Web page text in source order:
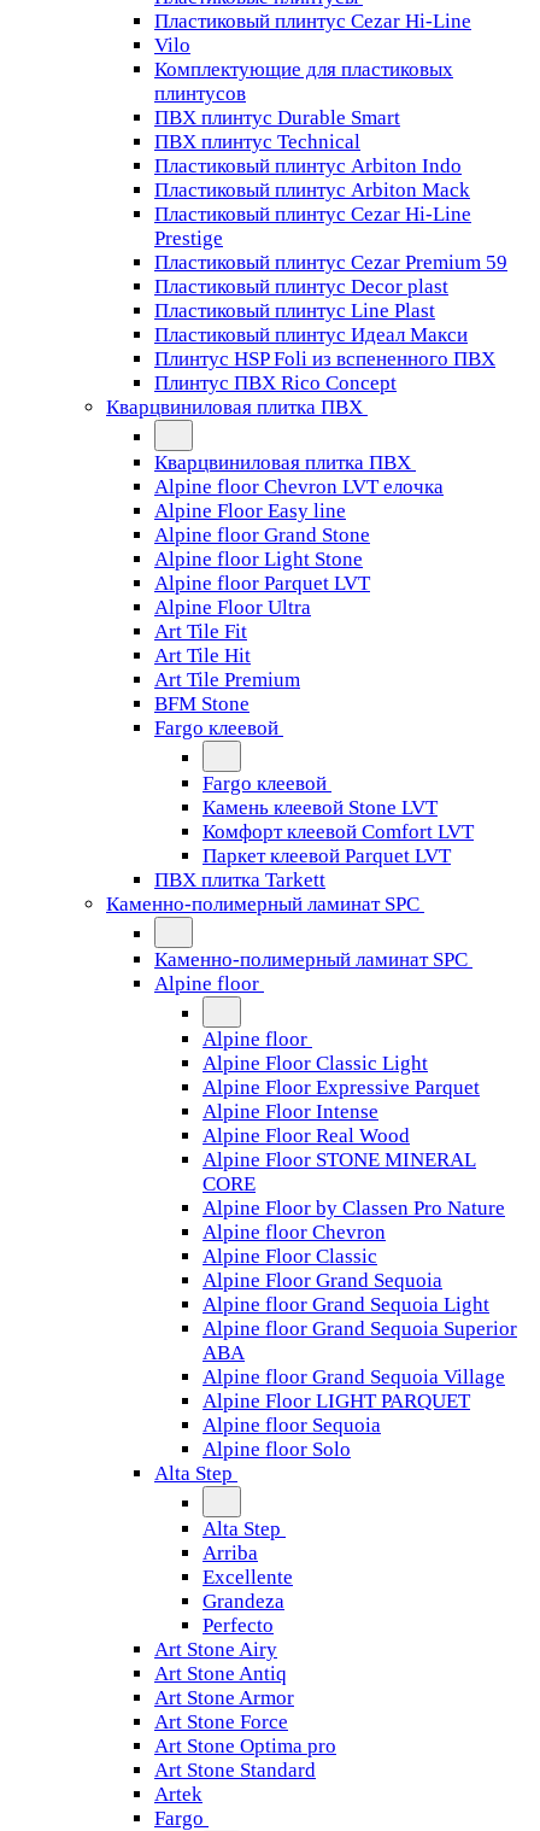
Пластиковый плинтус Cezar Hi-Line
Vilo
Комплектующие для пластиковых
плинтусов
ПВХ плинтус Durable Smart
ПВХ плинтус Technical
Пластиковый плинтус Arbiton Indo
Пластиковый плинтус Arbiton Mack
Пластиковый плинтус Cezar Hi-Line
Prestige
Пластиковый плинтус Cezar Premium 59
Пластиковый плинтус Decor plast
Пластиковый плинтус Line Plast
Пластиковый плинтус Идеал Макси
Плинтус HSP Foli из вспененного ПВХ
Плинтус ПВХ Rico Concept
Кварцвиниловая плитка ПВХ
Кварцвиниловая плитка ПВХ
Alpine floor Chevron LVT елочка
Alpine Floor Easy line
Alpine floor Grand Stone
Alpine floor Light Stone
Alpine floor Parquet LVT
Alpine Floor Ultra
Art Tile Fit
Art Tile Hit
Art Tile Premium
BFM Stone
Fargo клеевой
Fargo клеевой
Камень клеевой Stone LVT
Комфорт клеевой Comfort LVT
Паркет клеевой Parquet LVT
ПВХ плитка Tarkett
Каменно-полимерный ламинат SPC
Каменно-полимерный ламинат SPC
Alpine floor
Alpine floor
Alpine Floor Classic Light
Alpine Floor Expressive Parquet
Alpine Floor Intense
Alpine Floor Real Wood
Alpine Floor STONE MINERAL
CORE
Alpine Floor by Classen Pro Nature
Alpine floor Chevron
Alpine Floor Classic
Alpine Floor Grand Sequoia
Alpine floor Grand Sequoia Light
Alpine floor Grand Sequoia Superior
ABA
Alpine floor Grand Sequoia Village
Alpine Floor LIGHT PARQUET
Alpine floor Sequoia
Alpine floor Solo
Alta Step
Alta Step
Arriba
Excellente
Grandeza
Perfecto
Art Stone Airy
Art Stone Antiq
Art Stone Armor
Art Stone Force
Art Stone Optima pro
Art Stone Standard
Artek
Fargo